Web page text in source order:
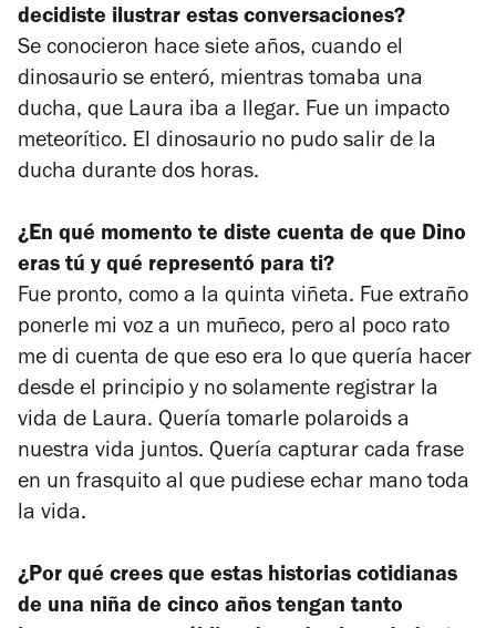
decidiste ilustrar estas conversaciones?
Se conocieron hace siete años, cuando el
dinosaurio se enteró, mientras tomaba una
ducha, que Laura iba a llegar. Fue un impacto
meteorítico. El dinosaurio no pudo salir de la
ducha durante dos horas.
¿En qué momento te diste cuenta de que Dino
eras tú y qué representó para ti?
Fue pronto, como a la quinta viñeta. Fue extraño
ponerle mi voz a un muñeco, pero al poco rato
me di cuenta de que eso era lo que quería hacer
desde el principio y no solamente registrar la
vida de Laura. Quería tomarle polaroids a
nuestra vida juntos. Quería capturar cada frase
en un frasquito al que pudiese echar mano toda
la vida.
¿Por qué crees que estas historias cotidianas
de una niña de cinco años tengan tanto